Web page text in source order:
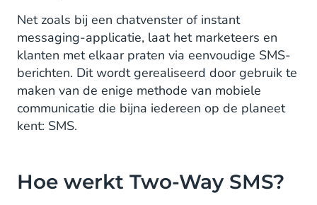
Net zoals bij een chatvenster of instant
messaging-applicatie, laat het marketeers en
klanten met elkaar praten via eenvoudige SMS-
berichten. Dit wordt gerealiseerd door gebruik te
maken van de enige methode van mobiele
communicatie die bijna iedereen op de planeet
kent: SMS.
Hoe werkt Two-Way SMS?